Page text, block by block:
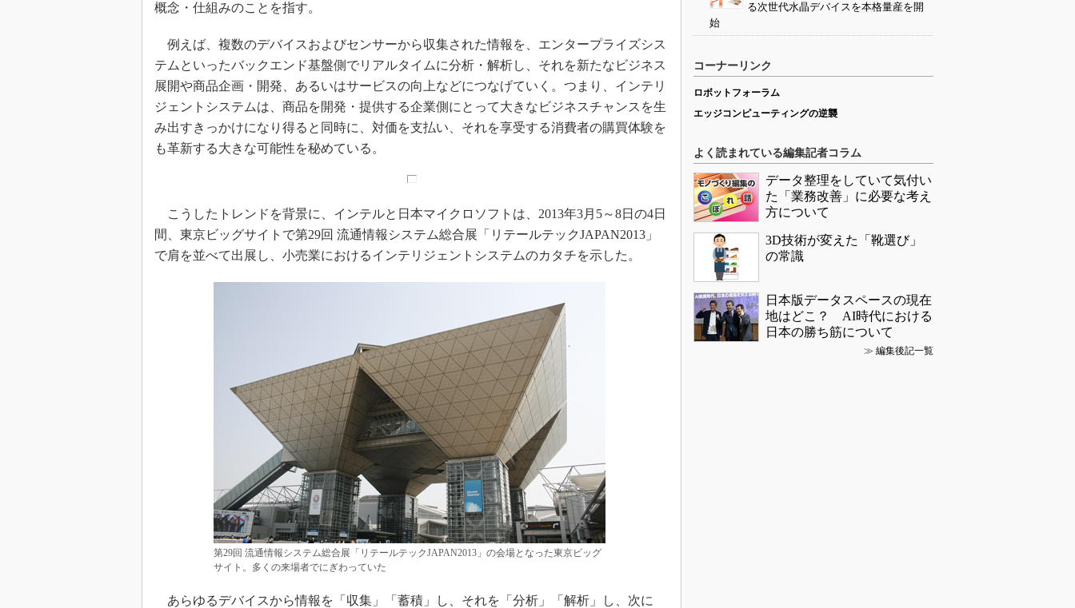
概念・仕組みのことを指す。
例えば、複数のデバイスおよびセンサーから収集された情報を、エンタープライズシス
テムといったバックエンド基盤側でリアルタイムに分析・解析し、それを新たなビジネス
展開や商品企画・開発、あるいはサービスの向上などにつなげていく。つまり、インテリ
ジェントシステムは、商品を開発・提供する企業側にとって大きなビジネスチャンスを生
み出すきっかけになり得ると同時に、対価を支払い、それを享受する消費者の購買体験を
も革新する大きな可能性を秘めている。
こうしたトレンドを背景に、インテルと日本マイクロソフトは、2013年3月5～8日の4日
間、東京ビッグサイトで第29回 流通情報システム総合展「リテールテックJAPAN2013」
で肩を並べて出展し、小売業におけるインテリジェントシステムのカタチを示した。
第29回 流通情報システム総合展「リテールテックJAPAN2013」の会場となった東京ビッグ
サイト。多くの来場者でにぎわっていた
あらゆるデバイスから情報を「収集」「蓄積」し、それを「分析」「解析」し、次に
る次世代水晶デバイスを本格量産を開
始
コーナーリンク
ロボットフォーラム
エッジコンピューティングの逆襲
よく読まれている編集記者コラム
データ整理をしていて気付い
た「業務改善」に必要な考え
方について
3D技術が変えた「靴選び」
の常識
日本版データスペースの現在
地はどこ？ AI時代における
日本の勝ち筋について
≫ 編集後記一覧